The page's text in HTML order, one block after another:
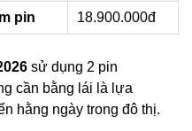
pin 18.900.000đ
sử dụng 2 pin
cần bằng lái là lựa
hằng ngày trong đô thị.